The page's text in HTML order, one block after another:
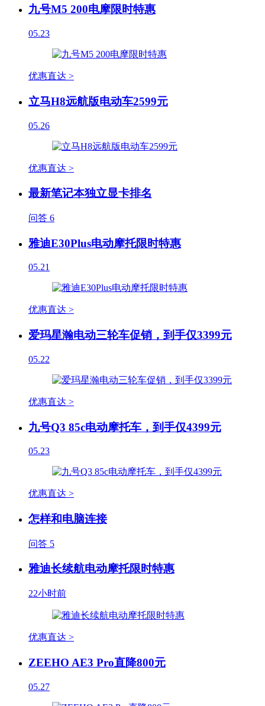
九号M5 200电摩限时特惠
05.23
优惠直达 >
立马H8远航版电动车2599元
05.26
优惠直达 >
最新笔记本独立显卡排名
问答 6
雅迪E30Plus电动摩托限时特惠
05.21
优惠直达 >
爱玛星瀚电动三轮车促销，到手仅3399元
05.22
优惠直达 >
九号Q3 85c电动摩托车，到手仅4399元
05.23
优惠直达 >
怎样和电脑连接
问答 5
雅迪长续航电动摩托限时特惠
22小时前
优惠直达 >
ZEEHO AE3 Pro直降800元
05.27